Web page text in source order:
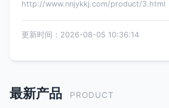
http://www.nnjykkj.com/product/3.html
更新时间：2026-08-05 10:36:14
最新产品 PRODUCT